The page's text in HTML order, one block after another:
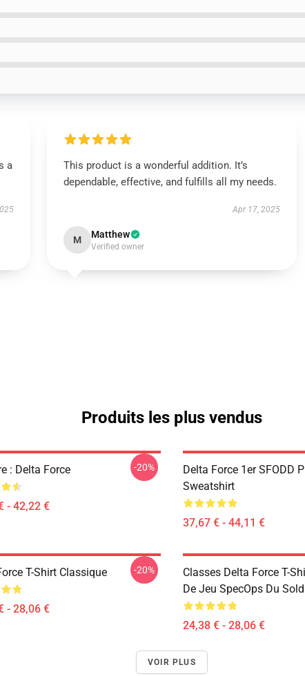
a
This product is a wonderful addition. It’s
dependable, effective, and fulfills all my needs.
Apr 17, 2025
M Matthew
Verified owner
Produits les plus vendus
: Delta Force
- 42,22 €
-20%
Delta Force 1er SFODD
Sweatshirt
37,67 € - 44,11 €
T-Shirt Classique
- 28,06 €
-20%
Classes Delta Force T-
De Jeu SpecOps Du
24,38 € - 28,06 €
VOIR PLUS